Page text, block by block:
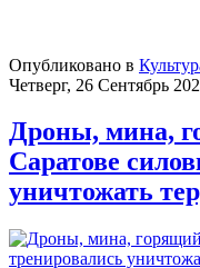
Опубликовано в
Четверг, 26 Сентябрь
Дроны, мина,
Саратове
уничтожать